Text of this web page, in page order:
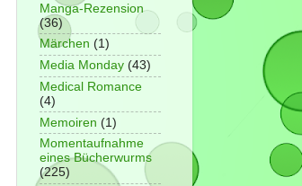
Manga-Rezension
(36)
Märchen (1)
Media Monday (43)
Medical Romance
(4)
Memoiren (1)
Momentaufnahme
eines Bücherwurms
(225)